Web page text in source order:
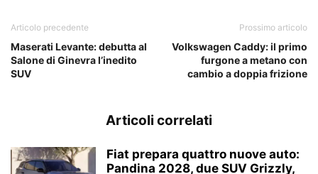
Articolo precedente
Maserati Levante: debutta al
Salone di Ginevra l’inedito
SUV
Prossimo articolo
Volkswagen Caddy: il primo
furgone a metano con
cambio a doppia frizione
Articoli correlati
Fiat prepara quattro nuove auto:
Pandina 2028, due SUV Grizzly,